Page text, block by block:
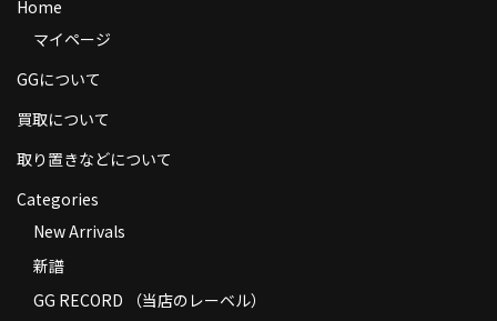
送料
お支払い方法
返品
コンディション
特定商取引法に基づく表示
Home
マイページ
GGについて
買取について
取り置きなどについて
Categories
New Arrivals
新譜
GG RECORD （当店のレーベル）